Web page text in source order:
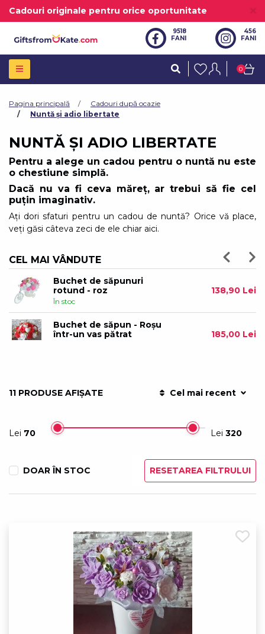
Cadouri originale pentru orice oportunitate
9518
FANI
456
FANI
0
Pagina principală
Cadouri după ocazie
Nuntă și adio libertate
NUNTĂ ȘI ADIO LIBERTATE
Pentru a alege un cadou pentru o nuntă nu este
o chestiune simplă.
Dacă nu va fi ceva măreț, ar trebui să fie cel
puțin imaginativ.
Ați dori sfaturi pentru un cadou de nuntă? Orice vă place,
veți găsi câteva zeci de ele chiar aici.
CEL MAI VÂNDUTE
Șorț de bucătărie - Sexy
Bride
Set de relaxare SPA
În stoc
Buchet de săpun XXL -
Roz, alb
În stoc
250,00 Lei
Buchet de săpunuri
În stoc
Buchet de săpunuri
rotund - roz
În stoc
138,90 Lei
Buchet de săpun - Roșu
într-un vas pătrat
185,00 Lei
În stoc
tineri căsătoriți 0,5 L
În stoc
Bride
70,00 Lei
Buchet de săpun XXL -
Roz, alb
În stoc
250,00 Lei
Buchet de săpunuri
originale - maro, galben,
11 PRODUSE AFIȘATE Cel mai recent
Lei 70 Lei320
DOAR ÎN STOC RESETAREA FILTRULUI